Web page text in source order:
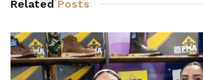
Related Posts